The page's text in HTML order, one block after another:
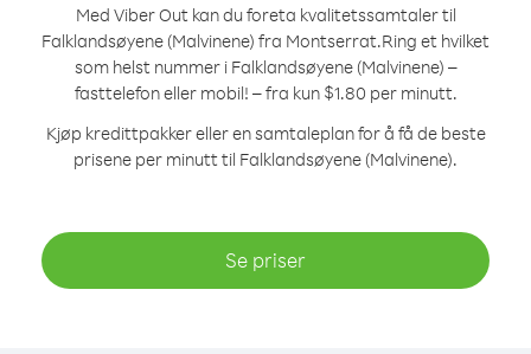
Med Viber Out kan du foreta kvalitetssamtaler til
Falklandsøyene (Malvinene) fra Montserrat.Ring et hvilket
som helst nummer i Falklandsøyene (Malvinene) –
fasttelefon eller mobil! – fra kun $1.80 per minutt.
Kjøp kredittpakker eller en samtaleplan for å få de beste
prisene per minutt til Falklandsøyene (Malvinene).
Se priser